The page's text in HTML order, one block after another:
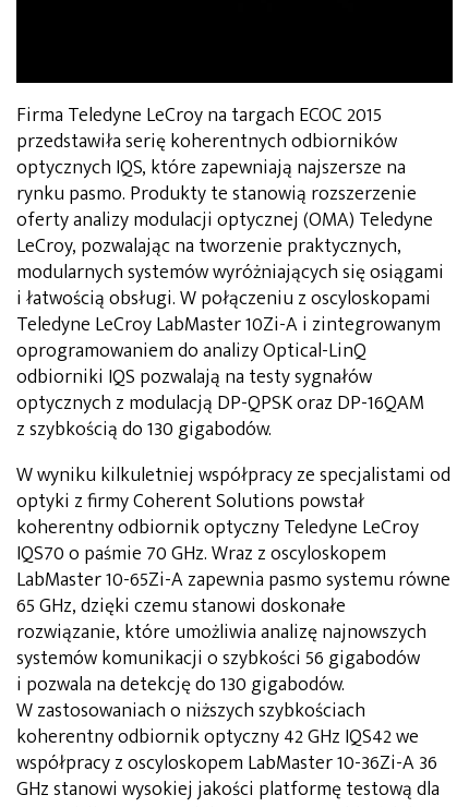
Firma Teledyne LeCroy na targach ECOC 2015
przedstawiła serię koherentnych odbiorników
optycznych IQS, które zapewniają najszersze na
rynku pasmo. Produkty te stanowią rozszerzenie
oferty analizy modulacji optycznej (OMA) Teledyne
LeCroy, pozwalając na tworzenie praktycznych,
modularnych systemów wyróżniających się osiągami
i łatwością obsługi. W połączeniu z oscyloskopami
Teledyne LeCroy LabMaster 10Zi-A i zintegrowanym
oprogramowaniem do analizy Optical-LinQ
odbiorniki IQS pozwalają na testy sygnałów
optycznych z modulacją DP-QPSK oraz DP-16QAM
z szybkością do 130 gigabodów.
W wyniku kilkuletniej współpracy ze specjalistami od
optyki z firmy Coherent Solutions powstał
koherentny odbiornik optyczny Teledyne LeCroy
IQS70 o paśmie 70 GHz. Wraz z oscyloskopem
LabMaster 10-65Zi-A zapewnia pasmo systemu równe
65 GHz, dzięki czemu stanowi doskonałe
rozwiązanie, które umożliwia analizę najnowszych
systemów komunikacji o szybkości 56 gigabodów
i pozwala na detekcję do 130 gigabodów.
W zastosowaniach o niższych szybkościach
koherentny odbiornik optyczny 42 GHz IQS42 we
współpracy z oscyloskopem LabMaster 10-36Zi-A 36
GHz stanowi wysokiej jakości platformę testową dla